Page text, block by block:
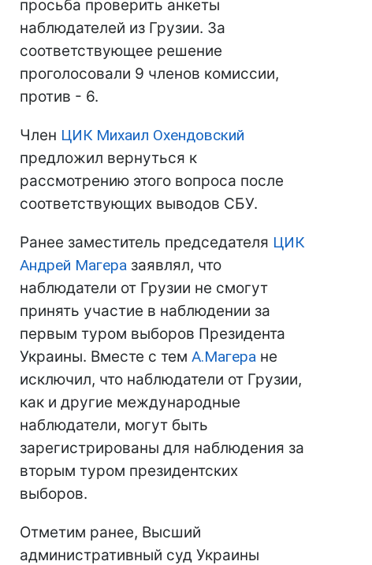
просьба проверить анкеты
наблюдателей из Грузии. За
соответствующее решение
проголосовали 9 членов комиссии,
против - 6.
Член ЦИК Михаил Охендовский
предложил вернуться к
рассмотрению этого вопроса после
соответствующих выводов СБУ.
Ранее заместитель председателя ЦИК
Андрей Магера заявлял, что
наблюдатели от Грузии не смогут
принять участие в наблюдении за
первым туром выборов Президента
Украины. Вместе с тем А.Магера не
исключил, что наблюдатели от Грузии,
как и другие международные
наблюдатели, могут быть
зарегистрированы для наблюдения за
вторым туром президентских
выборов.
Отметим ранее, Высший
административный суд Украины